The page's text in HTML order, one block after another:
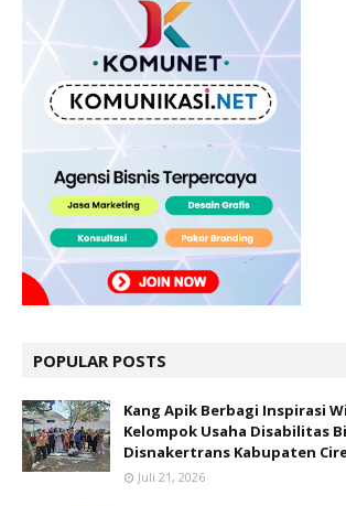
POPULAR POSTS
Kang Apik Berbagi Inspirasi
Kelompok Usaha Disabilitas
Disnakertrans Kabupaten
Juli 21, 2026